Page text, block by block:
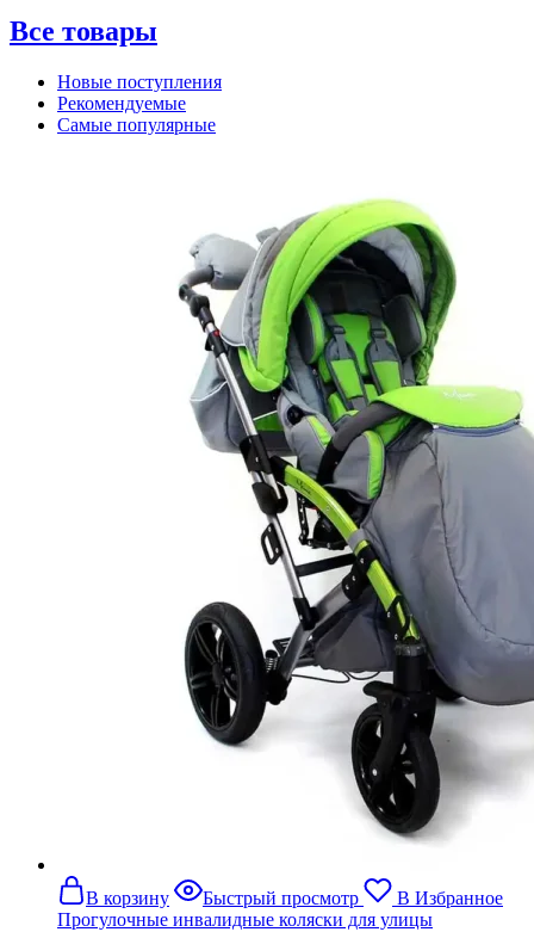
Все товары
Новые поступления
Рекомендуемые
Самые популярные
В корзину Быстрый просмотр
В Избранное
Прогулочные инвалидные коляски для улицы